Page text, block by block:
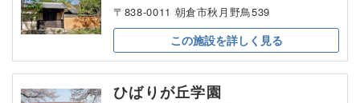
〒838-0011 朝倉市秋月野鳥539
この施設を詳しく見る
ひばりが丘学園